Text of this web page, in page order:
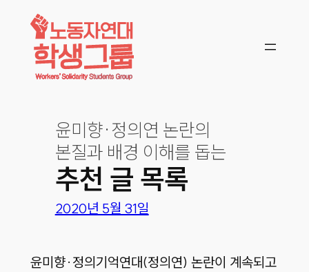
콘텐츠로
바로가기
윤미향·정의연 논란의
본질과 배경 이해를 돕는
추천 글 목록
2020년 5월 31일
윤미향·정의기억연대(정의연) 논란이 계속되고